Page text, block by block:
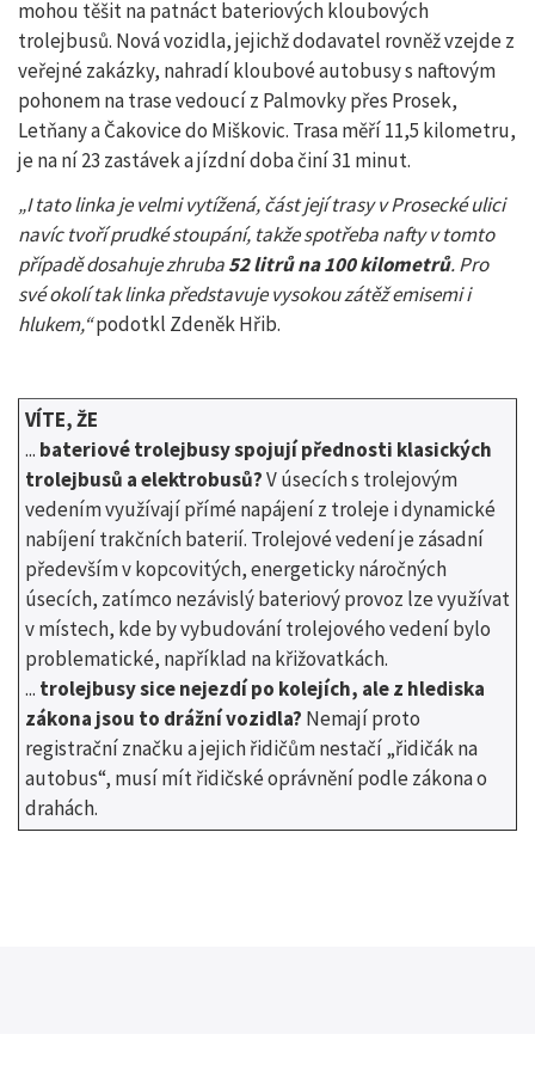
mohou těšit na patnáct bateriových kloubových
trolejbusů. Nová vozidla, jejichž dodavatel rovněž vzejde z
veřejné zakázky, nahradí kloubové autobusy s naftovým
pohonem na trase vedoucí z Palmovky přes Prosek,
Letňany a Čakovice do Miškovic. Trasa měří 11,5 kilometru,
je na ní 23 zastávek a jízdní doba činí 31 minut.
„I tato linka je velmi vytížená, část její trasy v Prosecké ulici
navíc tvoří prudké stoupání, takže spotřeba nafty v tomto
případě dosahuje zhruba52 litrů na 100 kilometrů. Pro
své okolí tak linka představuje vysokou zátěž emisemi i
hlukem,“podotkl Zdeněk Hřib.
VÍTE, ŽE
... bateriové trolejbusy spojují přednosti klasických
trolejbusů a elektrobusů?V úsecích s trolejovým
vedením využívají přímé napájení z troleje i dynamické
nabíjení trakčních baterií. Trolejové vedení je zásadní
především v kopcovitých, energeticky náročných
úsecích, zatímco nezávislý bateriový provoz lze využívat
v místech, kde by vybudování trolejového vedení bylo
problematické, například na křižovatkách.
... trolejbusy sice nejezdí po kolejích, ale z hlediska
zákona jsou to drážní vozidla? Nemají proto
registrační značku a jejich řidičům nestačí „řidičák na
autobus“, musí mít řidičské oprávnění podle zákona o
drahách.